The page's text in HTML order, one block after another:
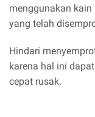
menggunakan
yang telah
Hindari
karena hal ini
cepat rusak.